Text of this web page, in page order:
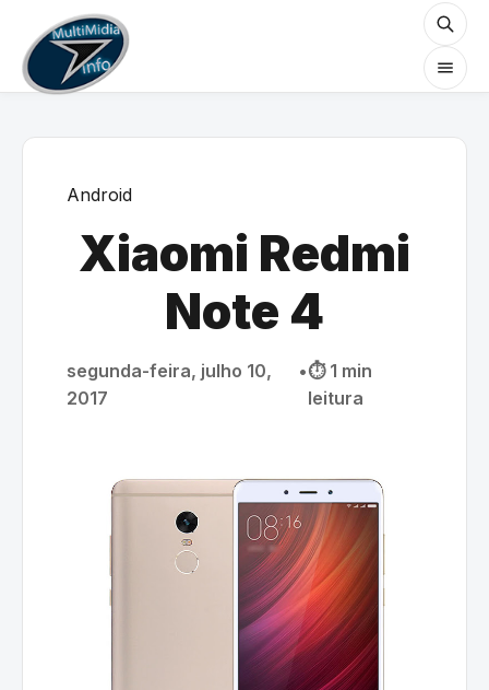
Android
Xiaomi Redmi
Note 4
segunda-feira, julho 10,
2017
•⏱️ 1 min
leitura